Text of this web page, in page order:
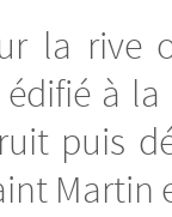
la rive
à
puis
Martin